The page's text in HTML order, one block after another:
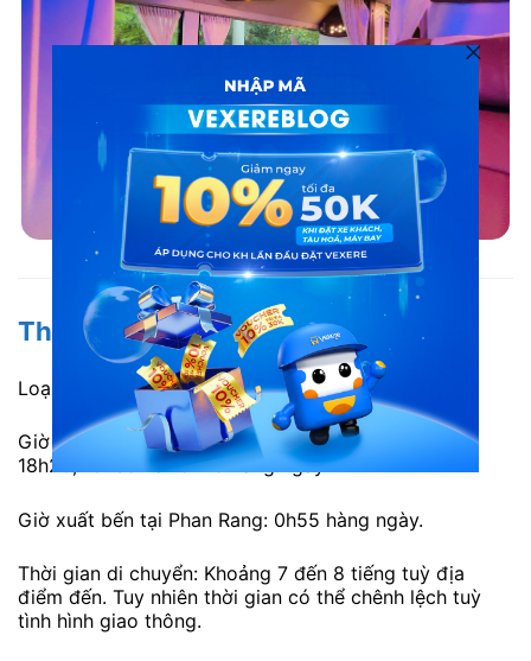
Nội thất hãng xe An Phú Buslines đi Phan Rang
Thông tin chi tiết
Loại xe: Limousine 34 giường.
Giờ xuất bến tại Sài Gòn: 17h, 17h30, 17h40, 17h50,
18h20, 18h35 và 18h45 hàng ngày.
Giờ xuất bến tại Phan Rang: 0h55 hàng ngày.
Thời gian di chuyển: Khoảng 7 đến 8 tiếng tuỳ địa
điểm đến. Tuy nhiên thời gian có thể chênh lệch tuỳ
tình hình giao thông.